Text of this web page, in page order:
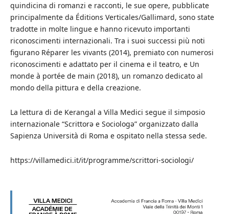
quindicina di romanzi e racconti, le sue opere, pubblicate
principalmente da Éditions Verticales/Gallimard, sono state
tradotte in molte lingue e hanno ricevuto importanti
riconoscimenti internazionali. Tra i suoi successi più noti
figurano Réparer les vivants (2014), premiato con numerosi
riconoscimenti e adattato per il cinema e il teatro, e Un
monde à portée de main (2018), un romanzo dedicato al
mondo della pittura e della creazione.
La lettura di de Kerangal a Villa Medici segue il simposio
internazionale “Scrittorə e Sociologə” organizzato dalla
Sapienza Università di Roma e ospitato nella stessa sede.
https://villamedici.it/it/programme/scrittori-sociologi/